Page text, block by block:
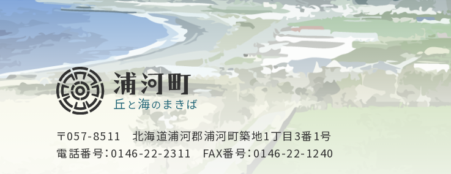
〒057-8511
北海道浦河郡浦河町築地1丁目3番1号
電話番号：0146-22-2311
FAX番号：0146-22-1240